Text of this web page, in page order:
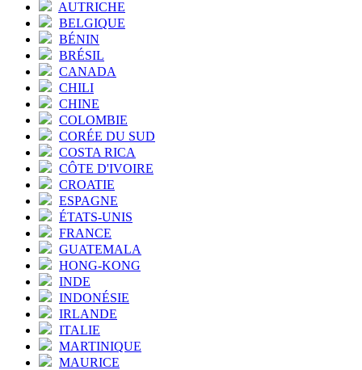
AUTRICHE
BELGIQUE
BÉNIN
BRÉSIL
CANADA
CHILI
CHINE
COLOMBIE
CORÉE DU SUD
COSTA RICA
CÔTE D'IVOIRE
CROATIE
ESPAGNE
ÉTATS-UNIS
FRANCE
GUATEMALA
HONG-KONG
INDE
INDONÉSIE
IRLANDE
ITALIE
MARTINIQUE
MAURICE